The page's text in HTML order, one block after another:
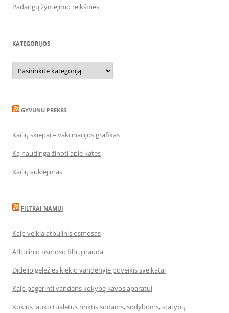
Padangų žymėjimo reikšmės
KATEGORIJOS
Kategorijos
GYVUNU PREKES
Kačių skiepai – vakcinacijos grafikas
Ką naudinga žinoti apie kates
Kačių auklėjimas
FILTRAI NAMUI
Kaip veikia atbulinis osmosas
Atbulinio osmoso filtrų nauda
Didelio geležies kiekio vandenyje poveikis sveikatai
Kaip pagerinti vandens kokybę kavos aparatui
Kokius lauko tualetus rinktis sodams, sodyboms, statybų